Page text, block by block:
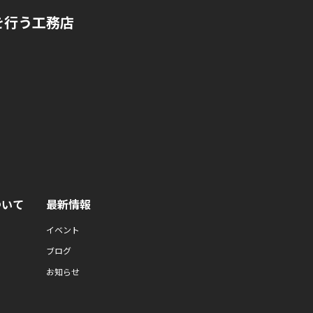
う工務店
て 最新情報
イベント
ブログ
お知らせ